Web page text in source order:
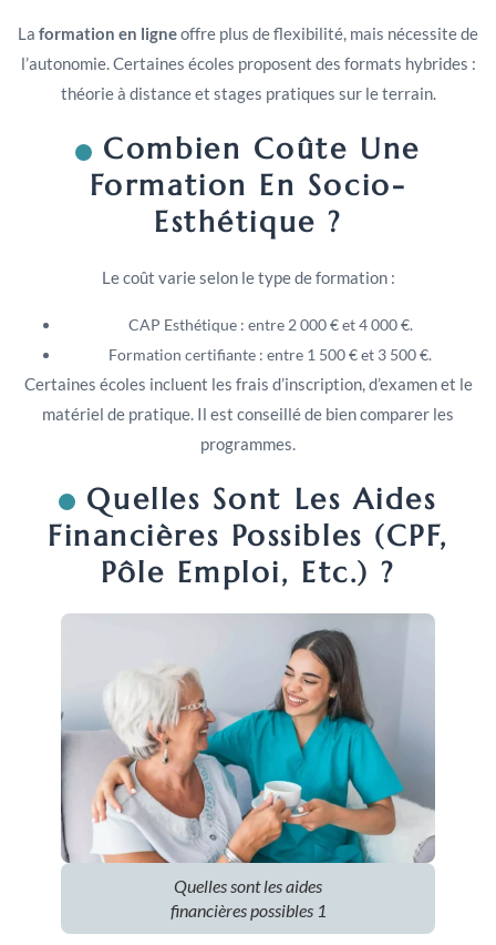
La formation en ligneoffre plus de flexibilité, mais nécessite de
l’autonomie. Certaines écoles proposent des formats hybrides :
théorie à distance et stages pratiques sur le terrain.
Combien Coûte Une
Formation En Socio-
Esthétique ?
Le coût varie selon le type de formation :
CAP Esthétique : entre 2 000 € et 4 000 €.
Formation certifiante : entre 1 500 € et 3 500 €.
Certaines écoles incluent les frais d’inscription, d’examen et le
matériel de pratique. Il est conseillé de bien comparer les
programmes.
Quelles Sont Les Aides
Financières Possibles (CPF,
Pôle Emploi, Etc.) ?
Quelles sont les aides
financières possibles 1